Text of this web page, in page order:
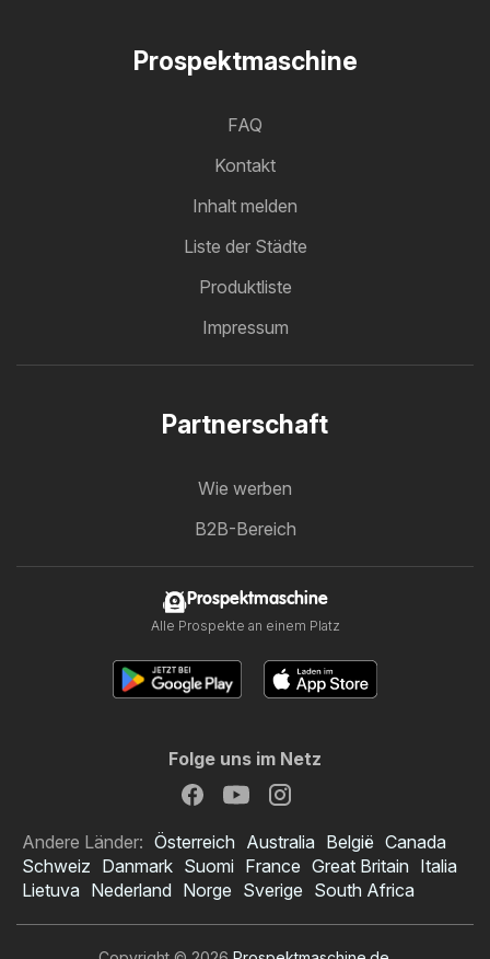
Prospektmaschine
FAQ
Kontakt
Inhalt melden
Liste der Städte
Produktliste
Impressum
Partnerschaft
Wie werben
B2B-Bereich
Prospektmaschine
Alle Prospekte an einem Platz
Folge uns im Netz
Andere Länder: Österreich Australia België Canada
Schweiz Danmark Suomi France Great Britain Italia
Lietuva Nederland Norge Sverige South Africa